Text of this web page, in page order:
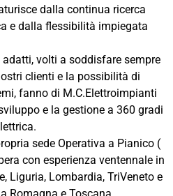
dalla continua ricerca
e dalla flessibilità impiegata
volti a soddisfare sempre
clienti e la possibilità di
fanno di M.C.Elettroimpianti
e la gestione a 360 gradi
sede Operativa a Pianico (
con esperienza ventennale in
Liguria, Lombardia, TriVeneto e